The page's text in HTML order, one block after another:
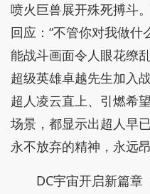
喷火巨兽展开殊死搏斗
回应：“不管你对我做什
能战斗画面令人眼花缭
超级英雄卓越先生加入
超人凌云直上、引燃希
场景，都显示出超人早
永不放弃的精神，永远
DC宇宙开启新篇章